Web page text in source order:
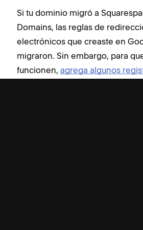
Si tu dominio migró a
Domains, las reglas de
electrónicos que creaste en
migraron. Sin embargo, para
funcionen, agrega algunos